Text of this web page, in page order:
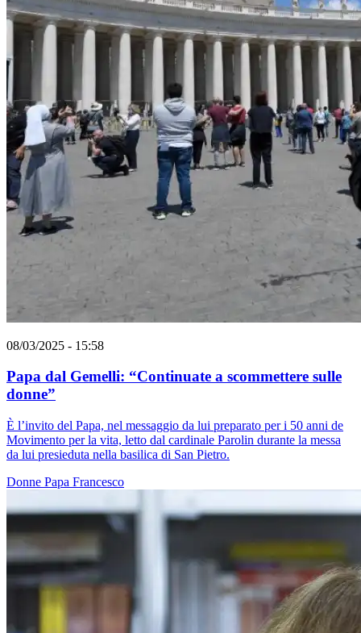
08/03/2025 - 15:58
Papa dal Gemelli: “Continuate a scommettere sulle
donne”
È l’invito del Papa, nel messaggio da lui preparato per i 50 anni de
Movimento per la vita, letto dal cardinale Parolin durante la messa
da lui presieduta nella basilica di San Pietro.
Donne Papa Francesco